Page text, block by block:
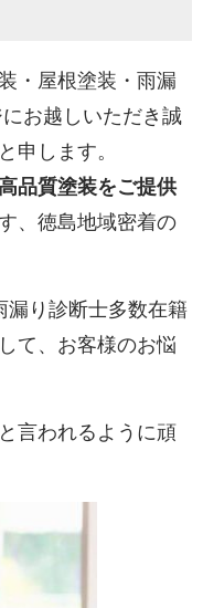
public_html/cms/wp-
111
・屋根塗装・雨漏
お越しいただき誠
申します。
品質塗装をご提供
、徳島地域密着の
漏り診断士多数在籍
て、お客様のお悩
言われるように頑